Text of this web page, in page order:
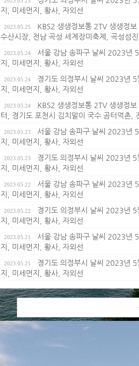
지, 미세먼지, 황사, 자외선
2023.05.25 KBS2 생생정보통 2TV 생생정
수산시장, 전남 곡성 세계장미축제, 곡성섬
2023.05.24 서울 강남 송파구 날씨 2023년
지, 미세먼지, 황사, 자외선
2023.05.24 경기도 의정부시 날씨 2023년
지, 미세먼지, 황사, 자외선
2023.05.24 KBS2 생생정보통 2TV 생생정
터, 경기도 포천시 김치말이 국수 곰터먹촌,
2023.05.23 서울 강남 송파구 날씨 2023년
지, 미세먼지, 황사, 자외선
2023.05.23 경기도 의정부시 날씨 2023년
지, 미세먼지, 황사, 자외선
2023.05.22 서울 강남 송파구 날씨 2023년
지, 미세먼지, 황사, 자외선
2023.05.22 경기도 의정부시 날씨 2023년
지, 미세먼지, 황사, 자외선
2023.05.21 서울 강남 송파구 날씨 2023년
지, 미세먼지, 황사, 자외선
2023.05.21 경기도 의정부시 날씨 2023년
지, 미세먼지, 황사, 자외선